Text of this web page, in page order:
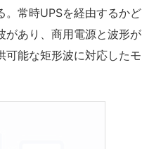
。常時UPSを経由するかど
があり、商用電源と波形が
可能な矩形波に対応したモ